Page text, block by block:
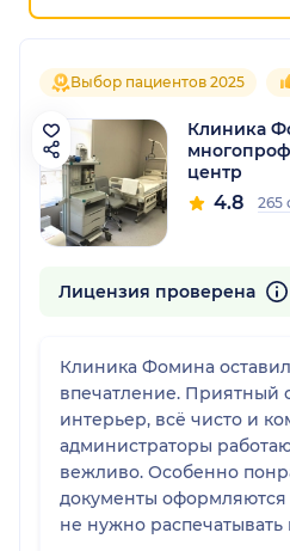
Выбор пациентов 2025
Клиника
центр
4.8 265
Лицензия проверена
Клиника Фомина
впечатление. Приятный
интерьер, всё чисто и
администраторы
вежливо. Особенно
документы оформляются
не нужно распечатывать